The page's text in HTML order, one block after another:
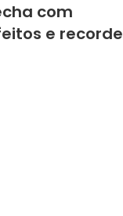
com
e recorde